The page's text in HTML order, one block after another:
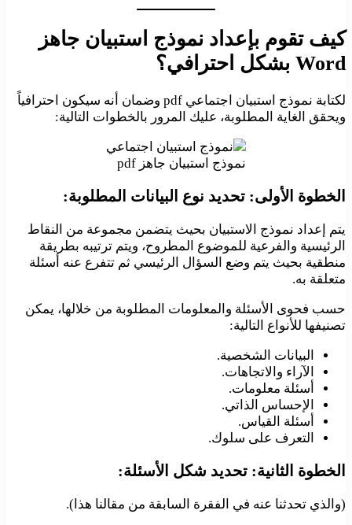
كيف تقوم بإعداد نموذج استبيان جاهز
Word بشكل احترافي؟
لكتابة نموذج استبيان اجتماعي pdf وضمان أنه سيكون احترافياً
ويحقق الغاية المطلوبة، عليك المرور بالخطوات التالية:
نموذج استبيان جاهز pdf
الخطوة الأولى: تحديد نوع البيانات المطلوبة:
يتم إعداد نموذج الاستبيان بحيث يتضمن مجموعة من النقاط
الرئيسية والفرعية للموضوع المطروح، ويتم ترتيبه بطريقة
منطقية بحيث يتم وضع السؤال الرئيسي ثم تتفرع عنه أسئلة
متعلقة به.
حسب فحوى الأسئلة والمعلومات المطلوبة من خلالها، يمكن
تصنيفها للأنواع التالية:
البيانات الشخصية.
الآراء والاتجاهات.
أسئلة معلومات.
الإحساس الذاتي.
أسئلة القياس.
التعرف على سلوك.
الخطوة الثانية: تحديد شكل الأسئلة:
(والذي تحدثنا عنه في الفقرة السابقة من مقالنا هذا).